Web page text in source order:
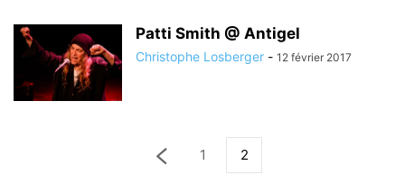
Patti Smith @ Antigel
Christophe Losberger - 12 février 2017
1 2